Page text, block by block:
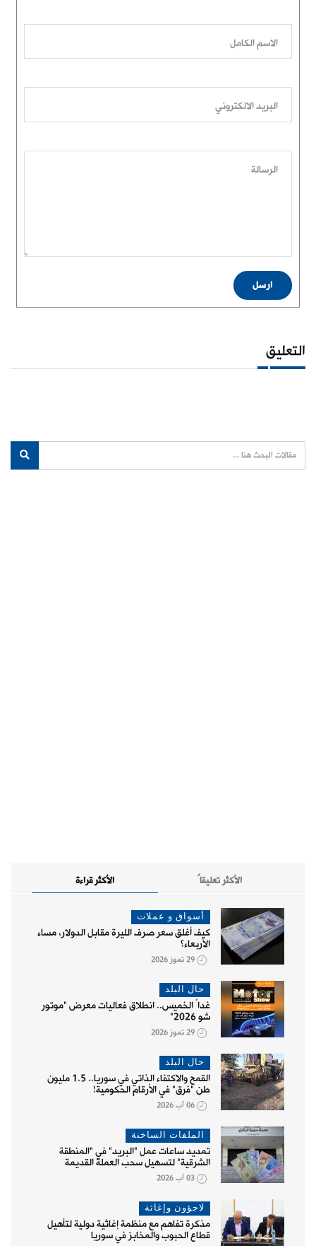
الاسم الكامل
البريد الالكتروني
الرسالة
ارسل
التعليق
الأكثر قراءة الأكثر تعليقاً
أسواق و عملات
كيف أغلق سعر صرف الليرة مقابل الدولار، مساء
الأربعاء؟
29 تموز 2026
حال البلد
غداً الخميس.. انطلاق فعاليات معرض "موتور
شو 2026"
29 تموز 2026
حال البلد
القمح والاكتفاء الذاتي في سوريا.. 1.5 مليون
طن "فرق" في الأرقام الحكومية!
06 آب 2026
الملفات الساخنة
تمديد ساعات عمل "البريد" في "المنطقة
الشرقية" لتسهيل سحب العملة القديمة
03 آب 2026
لاجؤون وإغاثة
مذكرة تفاهم مع منظمة إغاثية دولية لتأهيل
قطاع الحبوب والمخابز في سوريا